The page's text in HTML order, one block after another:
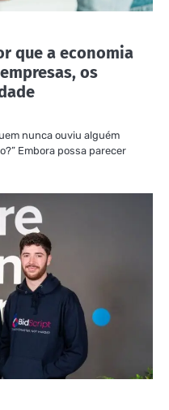
que a economia
os
nunca ouviu alguém
Embora possa parecer